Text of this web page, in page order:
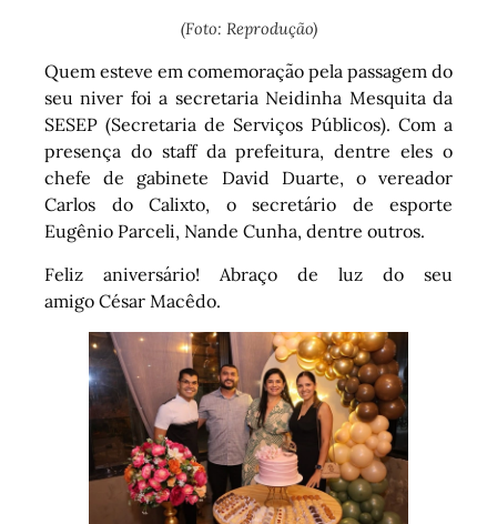
(Foto: Reprodução)
Quem esteve em comemoração pela passagem do
seu niver foi a secretaria Neidinha Mesquita da
SESEP (Secretaria de Serviços Públicos). Com a
presença do staff da prefeitura, dentre eles o
chefe de gabinete David Duarte, o vereador
Carlos do Calixto, o secretário de esporte
Eugênio Parceli, Nande Cunha, dentre outros.
Feliz aniversário! Abraço de luz do seu
amigo César Macêdo.